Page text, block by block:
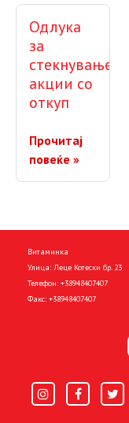
Одлука
за
стекнување
акции со
откуп
Прочитај
повеќе »
Витаминка
Улица: Леце Котески бр. 23
Телефон: +38948407407
Факс: +38948407407